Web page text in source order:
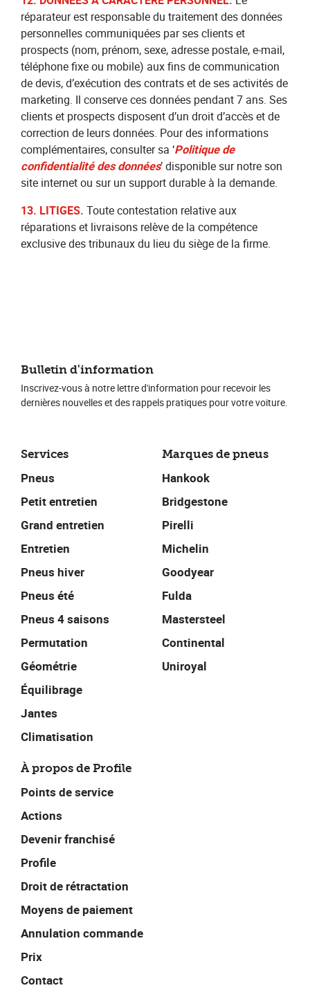
réparateur est responsable du traitement des données
personnelles communiquées par ses clients et
prospects (nom, prénom, sexe, adresse postale, e-mail,
téléphone fixe ou mobile) aux fins de communication
de devis, d’exécution des contrats et de ses activités de
marketing. Il conserve ces données pendant 7 ans. Ses
clients et prospects disposent d’un droit d’accès et de
correction de leurs données. Pour des informations
complémentaires, consulter sa ‘Politique de
confidentialité des données’ disponible sur notre son
site internet ou sur un support durable à la demande.
13. LITIGES. Toute contestation relative aux
réparations et livraisons relève de la compétence
exclusive des tribunaux du lieu du siège de la firme.
Services
Pneus
Petit entretien
Grand entretien
Entretien
Pneus hiver
Pneus été
Pneus 4 saisons
Permutation
Géométrie
Équilibrage
Jantes
Climatisation
Marques de pneus
Hankook
Bridgestone
Pirelli
Michelin
Goodyear
Fulda
Mastersteel
Continental
Uniroyal
À propos de Profile
Points de service
Actions
Devenir franchisé
Profile
Droit de rétractation
Moyens de paiement
Annulation commande
Prix
Contact
Bulletin d'information
Inscrivez-vous à notre lettre d'information pour recevoir les
dernières nouvelles et des rappels pratiques pour votre voiture.